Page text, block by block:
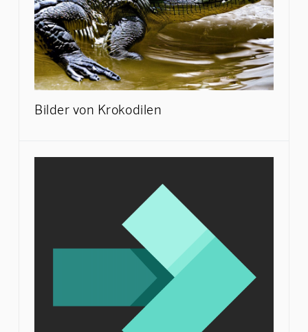
Bilder von Krokodilen